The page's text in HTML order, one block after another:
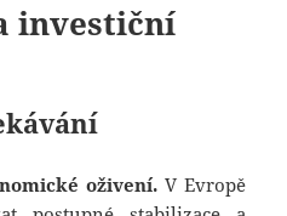
investiční
oživení.V Evropě